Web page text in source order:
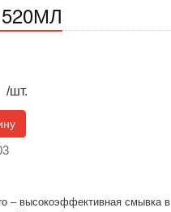
/шт.
– высокоэффективная смывка в